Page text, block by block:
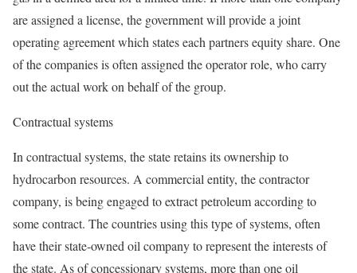
are assigned a license, the government will provide a joint
operating agreement which states each partners equity share. One
of the companies is often assigned the operator role, who carry
out the actual work on behalf of the group.
Contractual systems
In contractual systems, the state retains its ownership to
hydrocarbon resources. A commercial entity, the contractor
company, is being engaged to extract petroleum according to
some contract. The countries using this type of systems, often
have their state-owned oil company to represent the interests of
the state. As of concessionary systems, more than one oil